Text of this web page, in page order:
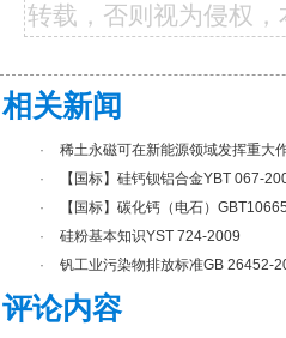
转载，否则视为侵权
相关新闻
·
稀土永磁可在新能源领域发挥重大
·
【国标】硅钙钡铝合金YBT 067-
·
【国标】碳化钙（电石）
·
硅粉基本知识YST 724-2009
·
钒工业污染物排放标准GB 26452-
评论内容